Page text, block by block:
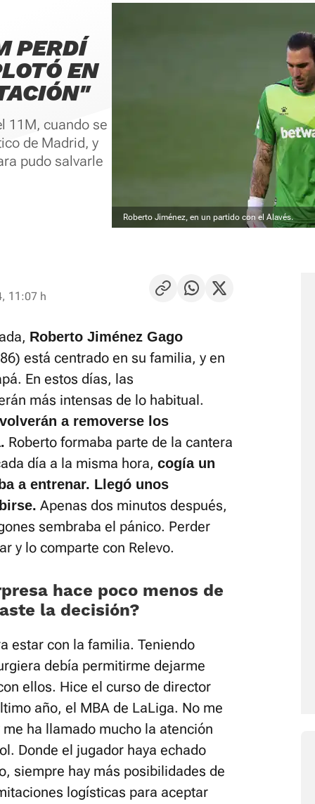
PERDÍ
EN
11M, cuando se
de Madrid, y
pudo salvarle
Roberto Jiménez, en un partido con el Alavés.
11:07 h
Roberto Jiménez Gago
está centrado en su familia, y en
En estos días, las
más intensas de lo habitual.
a removerse los
Roberto formaba parte de la cantera
día a la misma hora, cogía un
a entrenar. Llegó unos
Apenas dos minutos después,
sembraba el pánico. Perder
y lo comparte con Relevo.
hace poco menos de
la decisión?
estar con la familia. Teniendo
debía permitirme dejarme
ellos. Hice el curso de director
año, el MBA de LaLiga. No me
ha llamado mucho la atención
Donde el jugador haya echado
siempre hay más posibilidades de
logísticas para aceptar